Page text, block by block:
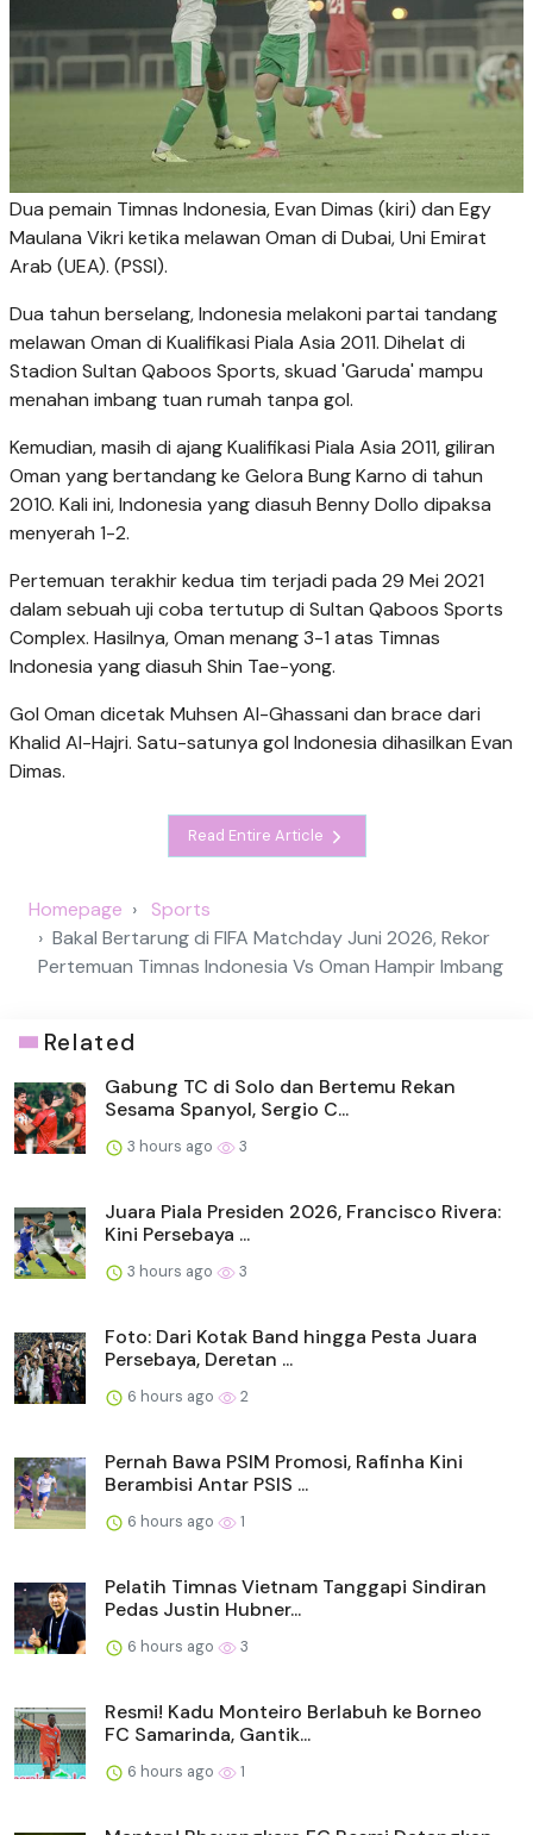
Dua pemain Timnas Indonesia, Evan Dimas (kiri) dan Egy
Maulana Vikri ketika melawan Oman di Dubai, Uni Emirat
Arab (UEA). (PSSI).
Dua tahun berselang, Indonesia melakoni partai tandang
melawan Oman di Kualifikasi Piala Asia 2011. Dihelat di
Stadion Sultan Qaboos Sports, skuad 'Garuda' mampu
menahan imbang tuan rumah tanpa gol.
Kemudian, masih di ajang Kualifikasi Piala Asia 2011, giliran
Oman yang bertandang ke Gelora Bung Karno di tahun
2010. Kali ini, Indonesia yang diasuh Benny Dollo dipaksa
menyerah 1-2.
Pertemuan terakhir kedua tim terjadi pada 29 Mei 2021
dalam sebuah uji coba tertutup di Sultan Qaboos Sports
Complex. Hasilnya, Oman menang 3-1 atas Timnas
Indonesia yang diasuh Shin Tae-yong.
Gol Oman dicetak Muhsen Al-Ghassani dan brace dari
Khalid Al-Hajri. Satu-satunya gol Indonesia dihasilkan Evan
Dimas.
Read Entire Article
Homepage
Sports
Bakal Bertarung di FIFA Matchday Juni 2026, Rekor
Pertemuan Timnas Indonesia Vs Oman Hampir Imbang
Related
Gabung TC di Solo dan Bertemu Rekan
Sesama Spanyol, Sergio C...
3 hours ago 3
Juara Piala Presiden 2026, Francisco Rivera:
Kini Persebaya ...
3 hours ago 3
Foto: Dari Kotak Band hingga Pesta Juara
Persebaya, Deretan ...
6 hours ago 2
Pernah Bawa PSIM Promosi, Rafinha Kini
Berambisi Antar PSIS ...
6 hours ago 1
Pelatih Timnas Vietnam Tanggapi Sindiran
Pedas Justin Hubner...
6 hours ago 3
Resmi! Kadu Monteiro Berlabuh ke Borneo
FC Samarinda, Gantik...
6 hours ago 1